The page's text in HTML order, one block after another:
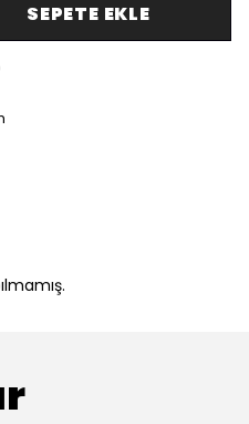
SEPETE EKLE